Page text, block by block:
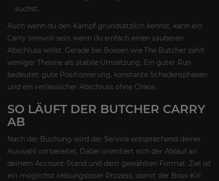
suchst.
Auch wenn du den Kampf grundsätzlich kennst, kann ein
Carry sinnvoll sein, wenn du einfach einen sauberen
Abschluss willst. Gerade bei Bossen wie The Butcher zählt
weniger Theorie als stabile Umsetzung. Ein guter Run
bedeutet: gute Positionierung, konstante Schadensphasen
und ein verlässlicher Abschluss ohne Chaos.
SO LÄUFT DER BUTCHER CARRY
AB
Nach der Buchung wird der Service entsprechend deiner
Auswahl vorbereitet. Dabei orientiert sich der Ablauf an
deinem Account-Stand und dem gewählten Format. Ziel ist
ein möglichst reibungsloser Prozess, damit der Boss-Kill